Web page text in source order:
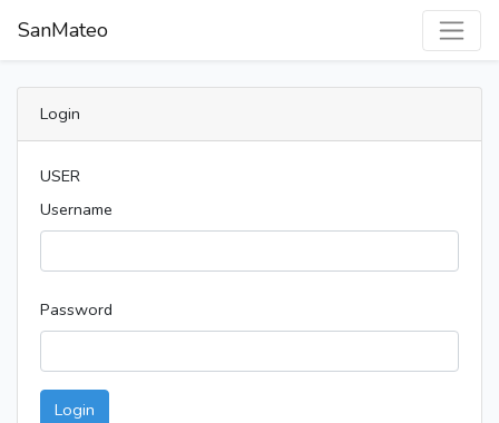
SanMateo
Login
USER
Username
Password
Login